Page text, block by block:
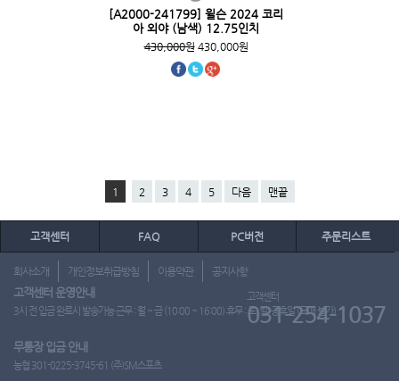
[A2000-241799] 윌슨 2024 코리
아 외야 (남색) 12.75인치
430,000원430,000원
1 2 3 4 5 다음 맨끝
고객센터 FAQ PC버전 주문리스트
회사소개 개인정보취급방침 이용약관 공지사항
고객센터 운영안내
3시 전 입금 완료시 발송가능 근무 : 월 ~ 금 (10:00 ~ 16:00) 휴무 : 토, 일, 공휴일 (도매 불가)
고객센터
031-254-1037
무통장 입금 안내
농협 301-0225-3745-61 (주)SM스포츠